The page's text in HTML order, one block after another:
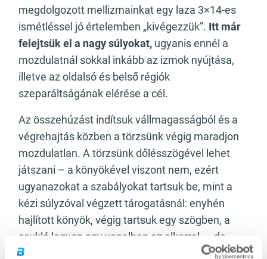
megdolgozott mellizmainkat egy laza 3×14-es
ismétléssel jó értelemben „kivégezzük”. Itt már
felejtsük el a nagy súlyokat, ugyanis ennél a
mozdulatnál sokkal inkább az izmok nyújtása,
illetve az oldalsó és belső régiók
szeparáltságának elérése a cél.
Az összehúzást indítsuk vállmagasságból és a
végrehajtás közben a törzsünk végig maradjon
mozdulatlan. A törzsünk dőlésszögével lehet
játszani – a könyökével viszont nem, ezért
ugyanazokat a szabályokat tartsuk be, mint a
kézi súlyzóval végzett tárogatásnál: enyhén
hajlított könyök, végig tartsuk egy szögben, a
csukló legyen egy vonalban az alkarral –, de
mindig érdemes azt is szem előtt tartani, hogy a